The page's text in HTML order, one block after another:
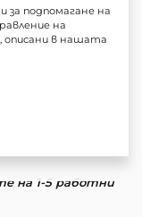
от лен
и програмите
на 1-5 работни
за подпомагане на
на
описани в нашата